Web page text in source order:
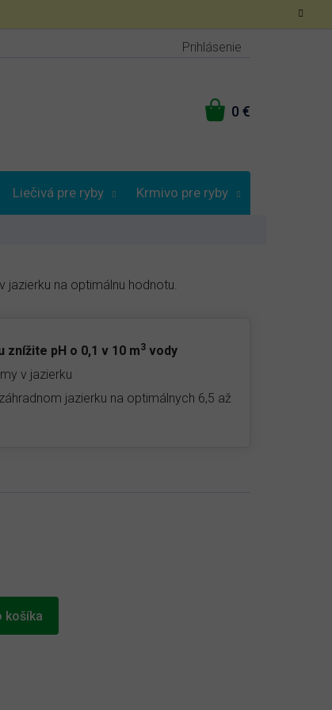
Prihlásenie
NÁKUPNÝ
Liečivá pre ryby Krmivo pre ryby
košíka
v jazierku na optimálnu hodnotu.
pH o 0,1 v 10 m3 vody
v jazierku
jazierku na optimálnych 6,5 až